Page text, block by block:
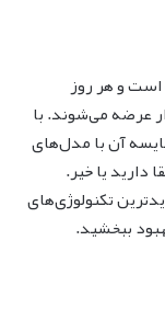
و هر روز
عرضه می‌شوند. با
آن با مدل‌های
دارید یا خیر.
تکنولوژی‌های
ببخشید.